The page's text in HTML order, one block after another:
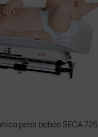
pesa bebés SECA 725